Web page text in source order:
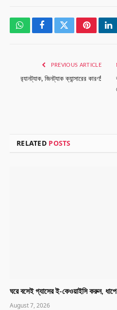
WhatsAppFacebookTwitterPinterest
PREVIOUS ARTICLE
র‌্যানট্যাক, জিনট্যাক ক্যান্সারের কারণ!
RELATED POSTS
ঘরে বসেই গ্যাসের ই-কেওয়াইসি করুন,
August 7, 2026